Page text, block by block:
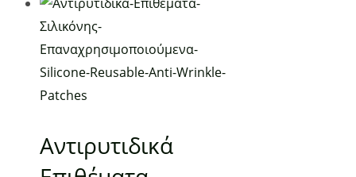
Αντιρυτιδικά
Χρήσιμα
Όροι Χρήσης